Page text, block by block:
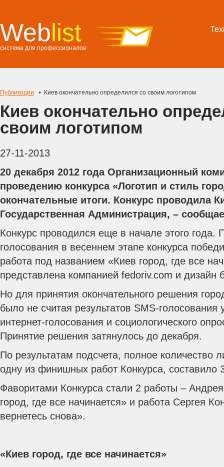
Weblist
система для профессионалов
Публикации Киев окончательно определился со своим логотипом
Киев окончательно
своим логотипом
27-11-2013
20 декабря 2012 года Организационный
проведению конкурса «Логотип и стиль
окончательные итоги. Конкурс проводила
Государственная Администрация, –
Конкурс проводился еще в начале этого года.
голосования в весеннем этапе конкурса
работа под названием «Киев город, где все
представлена компанией fedoriv.com и дизайн
Но для принятия окончательного решения
было не считая результатов SMS-голосования
интернет-голосования и социологического
Принятие решения затянулось до декабря.
По результатам подсчета, полное количество
одну из финишных работ Конкурса, составило
Фаворитами Конкурса стали 2 работы –
город, где все начинается» и работа Сергея
вернетесь снова».
«Киев город, где все начинается»